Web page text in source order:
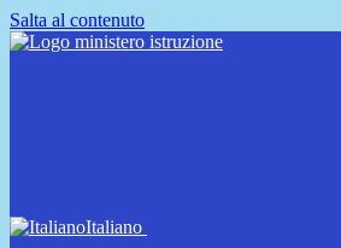
Salta al contenuto
Italiano